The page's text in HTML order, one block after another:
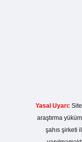
Yasal Uyarı:
araştırma
şahıs şirketi